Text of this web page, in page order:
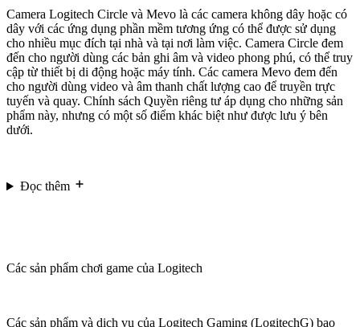
Camera Logitech Circle và Mevo là các camera không dây hoặc có
dây với các ứng dụng phần mềm tương ứng có thể được sử dụng
cho nhiều mục đích tại nhà và tại nơi làm việc. Camera Circle đem
đến cho người dùng các bản ghi âm và video phong phú, có thể truy
cập từ thiết bị di động hoặc máy tính. Các camera Mevo đem đến
cho người dùng video và âm thanh chất lượng cao để truyền trực
tuyến và quay. Chính sách Quyền riêng tư áp dụng cho những sản
phẩm này, nhưng có một số điểm khác biệt như được lưu ý bên
dưới.
Đọc thêm
Các sản phẩm chơi game của Logitech
Các sản phẩm và dịch vụ của Logitech Gaming (LogitechG) bao